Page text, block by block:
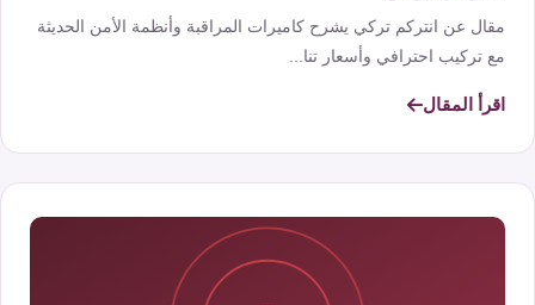
مقال عن انتركم تركي يشرح كاميرات المراقبة وأنظمة الأمن الحديثة
مع تركيب احترافي وأسعار تنا...
اقرأ المقال